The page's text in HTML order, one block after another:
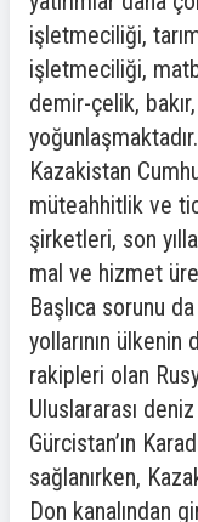
işletmeciliği,
işletmeciliği,
demir-çelik,
yoğunlaşmaktadır.
Kazakistan
müteahhitlik ve
şirketleri, son
mal ve hizmet
Başlıca sorunu
yollarının
rakipleri olan
Uluslararası
Gürcistan’ın
sağlanırken,
Don kanalından